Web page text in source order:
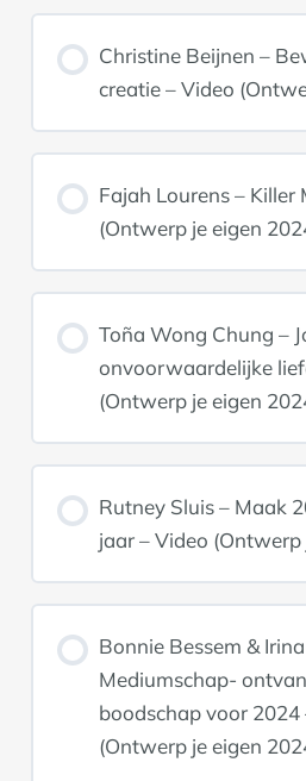
Christine Beijnen –
creatie – Video
Fajah Lourens – Killer
(Ontwerp je eigen
Toña Wong Chung –
onvoorwaardelijke
(Ontwerp je eigen
Rutney Sluis – Maak
jaar – Video (Ontwerp
Bonnie Bessem &
Mediumschap-
boodschap voor 2024
(Ontwerp je eigen